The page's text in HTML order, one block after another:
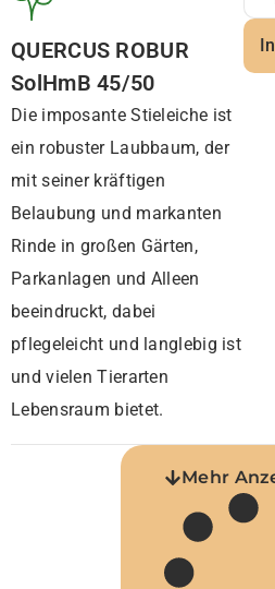
QUERCUS ROBUR
SolHmB 45/50
Die imposante Stieleiche ist
ein robuster Laubbaum, der
mit seiner kräftigen
Belaubung und markanten
Rinde in großen Gärten,
Parkanlagen und Alleen
beeindruckt, dabei
pflegeleicht und langlebig ist
und vielen Tierarten
Lebensraum bietet.
Mehr